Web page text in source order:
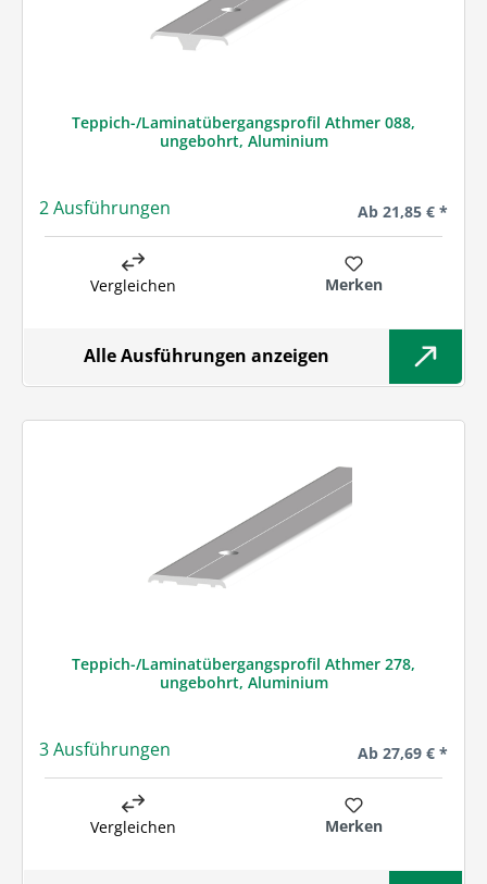
Teppich-/Laminatübergangsprofil Athmer 088,
ungebohrt, Aluminium
2 Ausführungen Regulärer Preis:
Ab 21,85 € *
Vergleichen Merken
Alle Ausführungen anzeigen
Teppich-/Laminatübergangsprofil Athmer 278,
ungebohrt, Aluminium
3 Ausführungen Regulärer Preis:
Ab 27,69 € *
Vergleichen Merken